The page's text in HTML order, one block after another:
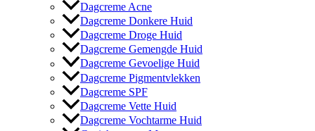
Dagcreme Acne
Dagcreme Donkere Huid
Dagcreme Droge Huid
Dagcreme Gemengde Huid
Dagcreme Gevoelige Huid
Dagcreme Pigmentvlekken
Dagcreme SPF
Dagcreme Vette Huid
Dagcreme Vochtarme Huid